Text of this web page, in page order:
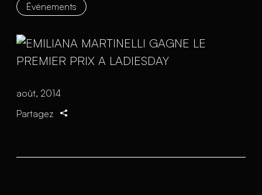
Événements
août, 2014
Partagez